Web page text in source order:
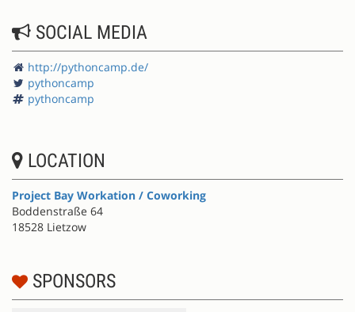
SOCIAL MEDIA
http://pythoncamp.de/
pythoncamp
pythoncamp
LOCATION
Project Bay Workation / Coworking
Boddenstraße 64
18528 Lietzow
SPONSORS